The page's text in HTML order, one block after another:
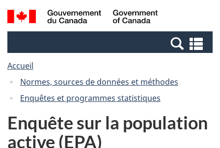
Passer
au
Passer
à
Canada
Recherche
et
et
Accueil
Normes, sources de données et méthodes
Enquêtes et programmes statistiques
Enquête sur la population
active (EPA)